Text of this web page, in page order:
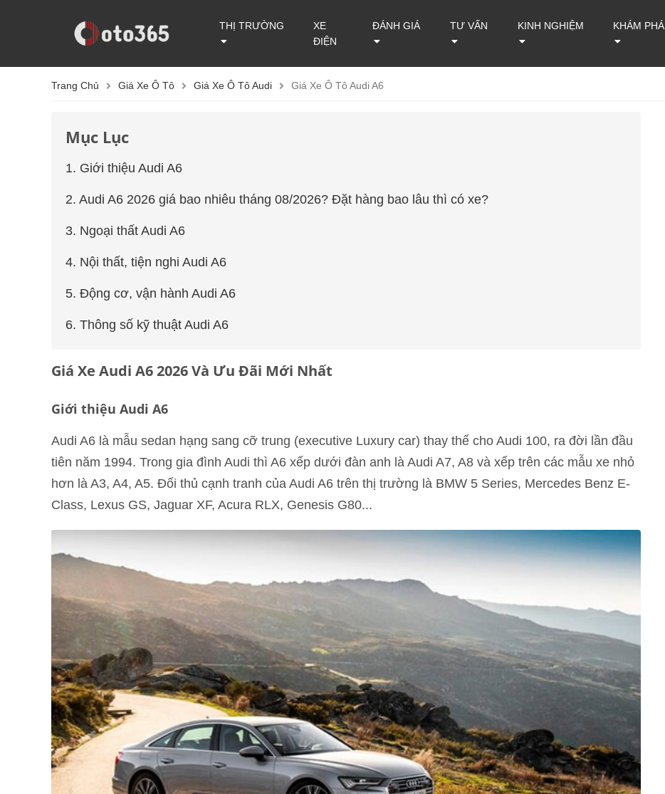
THỊ TRƯỜNG
XE
ĐIỆN
ĐÁNH GIÁ TƯ VẤN KINH NGHIỆM KHÁM PHÁ
Trang Chủ Giá Xe Ô Tô Giá Xe Ô Tô Audi Giá Xe Ô Tô Audi A6
Mục Lục
1. Giới thiệu Audi A6
2. Audi A6 2026 giá bao nhiêu tháng 08/2026? Đặt hàng bao lâu thì có xe?
3. Ngoại thất Audi A6
4. Nội thất, tiện nghi Audi A6
5. Động cơ, vận hành Audi A6
6. Thông số kỹ thuật Audi A6
Giá Xe Audi A6 2026 Và Ưu Đãi Mới Nhất
Giới thiệu Audi A6
Audi A6 là mẫu sedan hạng sang cỡ trung (executive Luxury car) thay thế cho Audi 100, ra đời lần đầu
tiên năm 1994. Trong gia đình Audi thì A6 xếp dưới đàn anh là Audi A7, A8 và xếp trên các mẫu xe nhỏ
hơn là A3, A4, A5. Đối thủ cạnh tranh của Audi A6 trên thị trường là BMW 5 Series, Mercedes Benz E-
Class, Lexus GS, Jaguar XF, Acura RLX, Genesis G80...